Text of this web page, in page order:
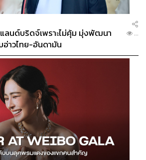
ลนด์บริดจ์เพราะไม่คุ้ม มุ่งพัฒนา
าวไทย-อันดามัน
...